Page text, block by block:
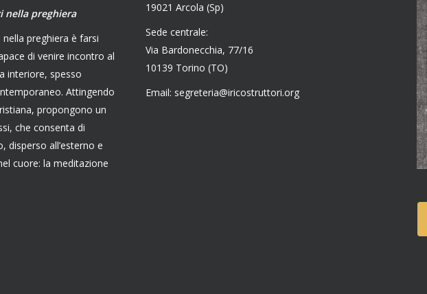
nella preghiera
preghiera è farsi
di venire incontro al
interiore, spesso
Attingendo
propongono un
che consenta di
disperso all’esterno e
cuore: la meditazione
19021 Arcola (Sp)
Sede centrale:
Via Bardonecchia, 77/16
10139 Torino (TO)
Email: segreteria@iricostruttori.org